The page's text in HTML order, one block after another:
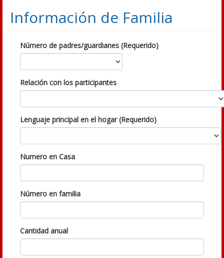
Información de Familia
Número de padres/guardianes (Requerido)
Relación con los participantes
Lenguaje principal en el hogar (Requerido)
Numero en Casa
Número en familia
Cantidad anual